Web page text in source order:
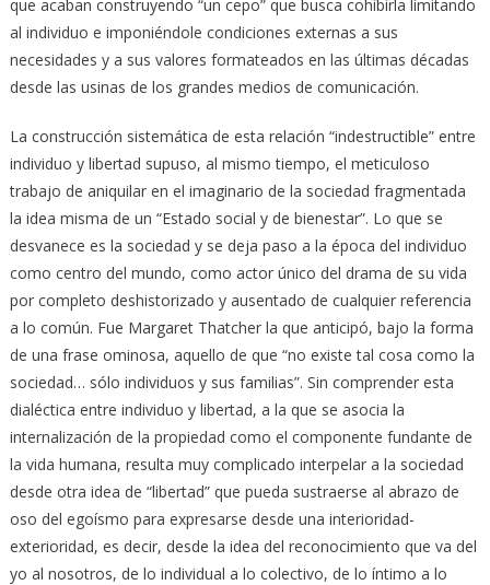
que acaban construyendo “un cepo” que busca cohibirla limitando
al individuo e imponiéndole condiciones externas a sus
necesidades y a sus valores formateados en las últimas décadas
desde las usinas de los grandes medios de comunicación.
La construcción sistemática de esta relación “indestructible” entre
individuo y libertad supuso, al mismo tiempo, el meticuloso
trabajo de aniquilar en el imaginario de la sociedad fragmentada
la idea misma de un “Estado social y de bienestar”. Lo que se
desvanece es la sociedad y se deja paso a la época del individuo
como centro del mundo, como actor único del drama de su vida
por completo deshistorizado y ausentado de cualquier referencia
a lo común. Fue Margaret Thatcher la que anticipó, bajo la forma
de una frase ominosa, aquello de que “no existe tal cosa como la
sociedad… sólo individuos y sus familias”. Sin comprender esta
dialéctica entre individuo y libertad, a la que se asocia la
internalización de la propiedad como el componente fundante de
la vida humana, resulta muy complicado interpelar a la sociedad
desde otra idea de “libertad” que pueda sustraerse al abrazo de
oso del egoísmo para expresarse desde una interioridad-
exterioridad, es decir, desde la idea del reconocimiento que va del
yo al nosotros, de lo individual a lo colectivo, de lo íntimo a lo